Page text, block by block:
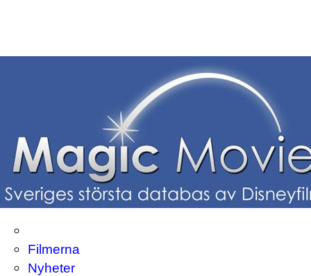
Filmerna
Nyheter